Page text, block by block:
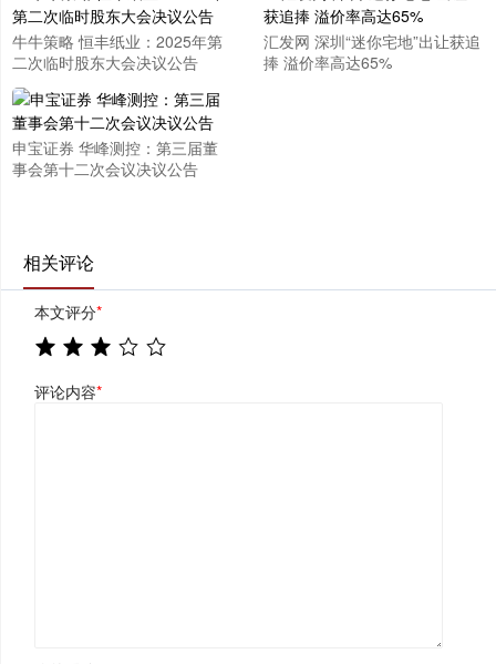
牛牛策略 恒丰纸业：2025年第
二次临时股东大会决议公告
汇发网 深圳“迷你宅地”出让获追
捧 溢价率高达65%
申宝证券 华峰测控：第三届董
事会第十二次会议决议公告
相关评论
本文评分*
评论内容*